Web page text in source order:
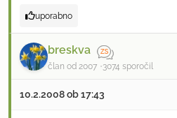
uporabno
breskva
član od 2007 3074 sporočil
10.2.2008 ob 17:43